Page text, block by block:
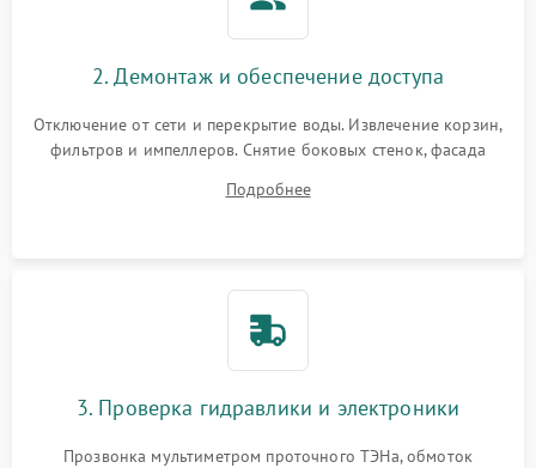
2. Демонтаж и обеспечение доступа
Отключение от сети и перекрытие воды. Извлечение корзин,
фильтров и импеллеров. Снятие боковых стенок, фасада
циркуляционному насосу, ТЭНу и сливной помпе.
Подробнее
3. Проверка гидравлики и электроники
Прозвонка мультиметром проточного ТЭНа, обмоток